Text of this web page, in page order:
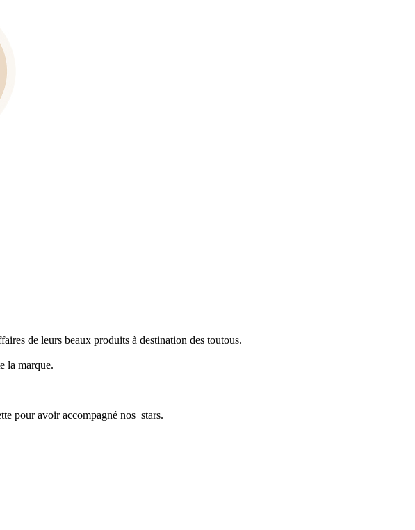
de leurs beaux produits à destination des toutous.
la marque.
pour avoir accompagné nos stars.